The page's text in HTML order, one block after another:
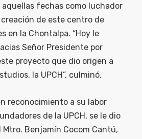
aquellas fechas como luchador
de este centro de
en la Chontalpa. “Hoy le
Señor Presidente por
proyecto que dio origen a
la UPCH”, culminó.
reconocimiento a su labor
de la UPCH, se le dio
Mtro. Benjamín Cocom Cantú,